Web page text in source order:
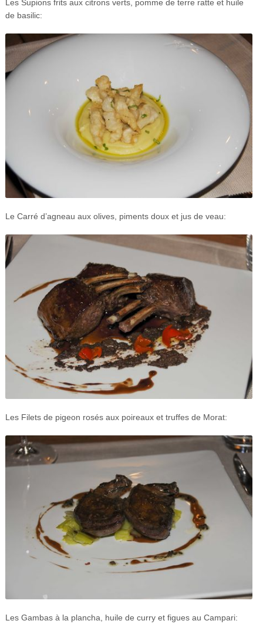
Les Supions frits aux citrons verts, pomme de terre ratte et huile
de basilic:
Le Carré d’agneau aux olives, piments doux et jus de veau:
Les Filets de pigeon rosés aux poireaux et truffes de Morat:
Les Gambas à la plancha, huile de curry et figues au Campari: